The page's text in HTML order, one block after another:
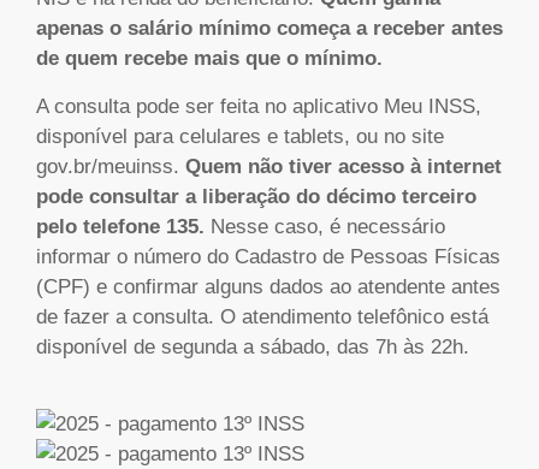
apenas o salário mínimo começa a receber antes
de quem recebe mais que o mínimo.
A consulta pode ser feita no aplicativo Meu INSS,
disponível para celulares e tablets, ou no site
gov.br/meuinss. Quem não tiver acesso à internet
pode consultar a liberação do décimo terceiro
pelo telefone 135. Nesse caso, é necessário
informar o número do Cadastro de Pessoas Físicas
(CPF) e confirmar alguns dados ao atendente antes
de fazer a consulta. O atendimento telefônico está
disponível de segunda a sábado, das 7h às 22h.